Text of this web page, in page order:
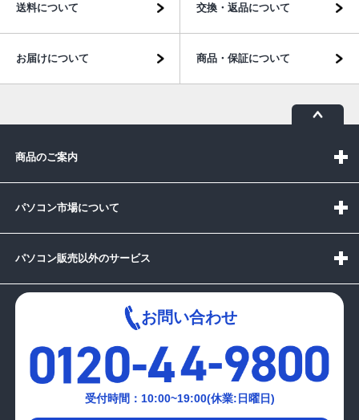
送料について 交換・返品について
お届けについて 商品・保証について
商品のご案内
パソコン市場について
パソコン販売以外のサービス
お問い合わせ
受付時間：10:00~19:00(休業:日曜日)